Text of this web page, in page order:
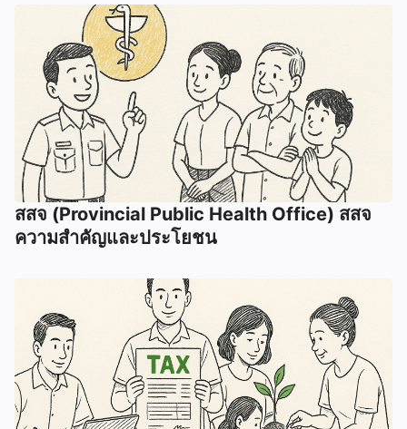
สสจ (Provincial Public Health Office) สสจ
ความสำคัญและประโยชน